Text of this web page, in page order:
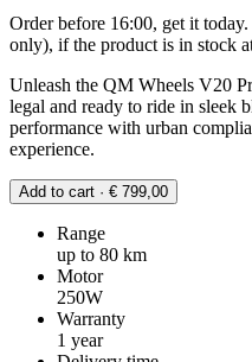
Order before 16:00, get it
only), if the product is in stock
Unleash the QM Wheels V20
legal and ready to ride in sleek
performance with urban
experience.
Add to cart · € 799,00
Range
up to 80 km
Motor
250W
Warranty
1 year